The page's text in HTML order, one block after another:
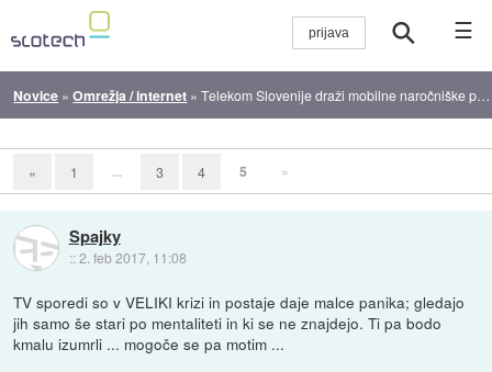
☰
Novice »Omrežja / internet »Telekom Slovenije draži mobilne naročniške pakete
« 1 ... 3 4 5 »
Spajky
::2. feb 2017, 11:08
TV sporedi so v VELIKI krizi in postaje daje malce panika; gledajo
jih samo še stari po mentaliteti in ki se ne znajdejo. Ti pa bodo
kmalu izumrli ... mogoče se pa motim ...